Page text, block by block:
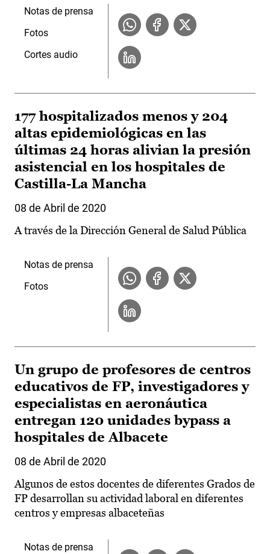
Notas de prensa
Fotos
Cortes audio
177 hospitalizados menos y 204
altas epidemiológicas en las
últimas 24 horas alivian la presión
asistencial en los hospitales de
Castilla-La Mancha
08 de Abril de 2020
A través de la Dirección General de Salud Pública
Notas de prensa
Fotos
Un grupo de profesores de centros
educativos de FP, investigadores y
especialistas en aeronáutica
entregan 120 unidades bypass a
hospitales de Albacete
08 de Abril de 2020
Algunos de estos docentes de diferentes Grados de
FP desarrollan su actividad laboral en diferentes
centros y empresas albaceteñas
Notas de prensa